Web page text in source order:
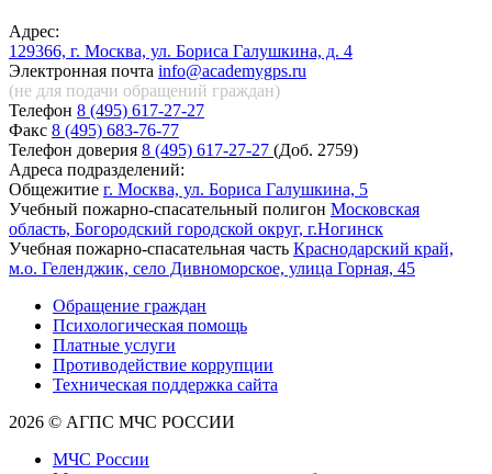
Адрес:
129366, г. Москва, ул. Бориса Галушкина, д. 4
Электронная почта info@academygps.ru
(не для подачи обращений граждан)
Телефон 8 (495) 617-27-27
Факс 8 (495) 683-76-77
Телефон доверия 8 (495) 617-27-27 (Доб. 2759)
Адреса подразделений:
Общежитие г. Москва, ул. Бориса Галушкина, 5
Учебный пожарно-спасательный полигон Московская
область, Богородский городской округ, г.Ногинск
Учебная пожарно-спасательная часть Краснодарский край,
м.о. Геленджик, село Дивноморское, улица Горная, 45
Обращение граждан
Психологическая помощь
Платные услуги
Противодействие коррупции
Техническая поддержка сайта
2026 © АГПС МЧС РОССИИ
МЧС России